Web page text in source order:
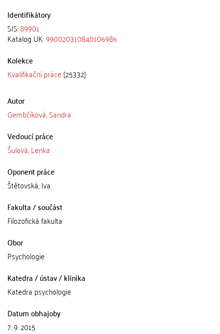
Identifikátory
SIS:89901
Katalog UK:990020310840106986
Kolekce
Kvalifikační práce [25332]
Autor
Gembčíková, Sandra
Vedoucí práce
Šulová, Lenka
Oponent práce
Štětovská, Iva
Fakulta / součást
Filozofická fakulta
Obor
Psychologie
Katedra / ústav / klinika
Katedra psychologie
Datum obhajoby
7. 9. 2015